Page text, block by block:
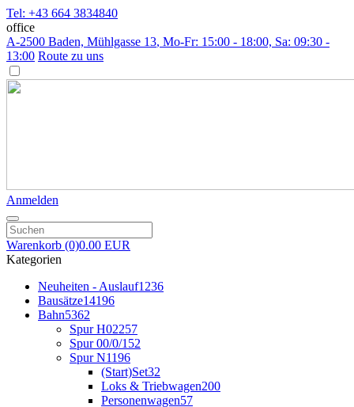
Tel: +43 664 3834840
office
A-2500 Baden, Mühlgasse 13, Mo-Fr: 15:00 - 18:00, Sa: 09:30 -
13:00 Route zu uns
Anmelden
Warenkorb (0)0.00 EUR
Kategorien
Neuheiten - Auslauf1236
Bausätze14196
Bahn5362
Spur H02257
Spur 00/0/1 52
Spur N1196
(Start)Set32
Loks & Triebwagen200
Personenwagen57